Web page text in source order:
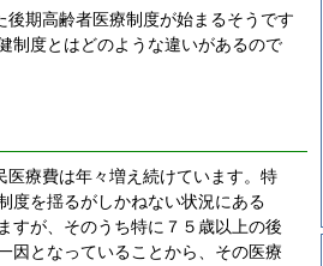
期高齢者医療制度が始まるそうです
制度とはどのような違いがあるので
療費は年々増え続けています。特
度を揺るがしかねない状況にある
すが、そのうち特に７５歳以上の後
因となっていることから、その医療